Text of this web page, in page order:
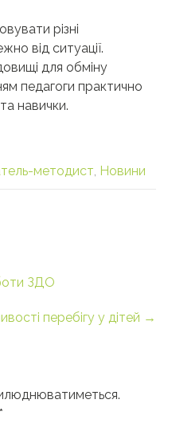
різні
від ситуації.
для обміну
педагоги практично
навички.
методист, Новини
ЗДО
перебігу у дітей →
*